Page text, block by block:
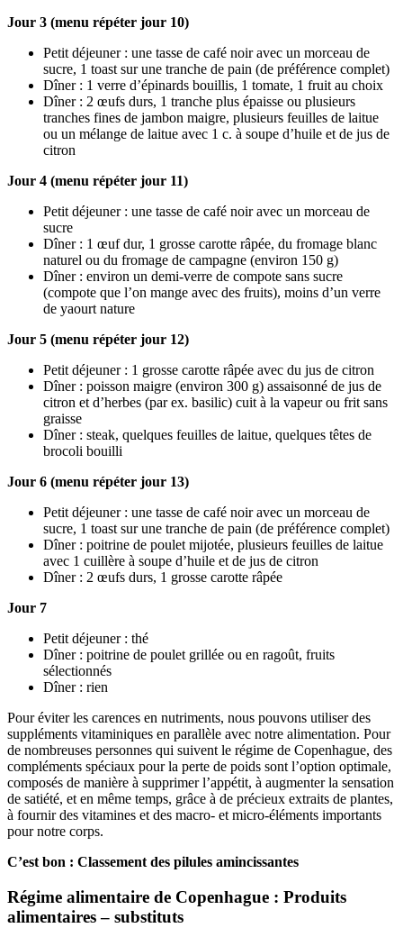
Jour 3 (menu répéter jour 10)
Petit déjeuner : une tasse de café noir avec un morceau de
sucre, 1 toast sur une tranche de pain (de préférence complet)
Dîner : 1 verre d’épinards bouillis, 1 tomate, 1 fruit au choix
Dîner : 2 œufs durs, 1 tranche plus épaisse ou plusieurs
tranches fines de jambon maigre, plusieurs feuilles de laitue
ou un mélange de laitue avec 1 c. à soupe d’huile et de jus de
citron
Jour 4 (menu répéter jour 11)
Petit déjeuner : une tasse de café noir avec un morceau de
sucre
Dîner : 1 œuf dur, 1 grosse carotte râpée, du fromage blanc
naturel ou du fromage de campagne (environ 150 g)
Dîner : environ un demi-verre de compote sans sucre
(compote que l’on mange avec des fruits), moins d’un verre
de yaourt nature
Jour 5 (menu répéter jour 12)
Petit déjeuner : 1 grosse carotte râpée avec du jus de citron
Dîner : poisson maigre (environ 300 g) assaisonné de jus de
citron et d’herbes (par ex. basilic) cuit à la vapeur ou frit sans
graisse
Dîner : steak, quelques feuilles de laitue, quelques têtes de
brocoli bouilli
Jour 6 (menu répéter jour 13)
Petit déjeuner : une tasse de café noir avec un morceau de
sucre, 1 toast sur une tranche de pain (de préférence complet)
Dîner : poitrine de poulet mijotée, plusieurs feuilles de laitue
avec 1 cuillère à soupe d’huile et de jus de citron
Dîner : 2 œufs durs, 1 grosse carotte râpée
Jour 7
Petit déjeuner : thé
Dîner : poitrine de poulet grillée ou en ragoût, fruits
sélectionnés
Dîner : rien
Pour éviter les carences en nutriments, nous pouvons utiliser des
suppléments vitaminiques en parallèle avec notre alimentation. Pour
de nombreuses personnes qui suivent le régime de Copenhague, des
compléments spéciaux pour la perte de poids sont l’option optimale,
composés de manière à supprimer l’appétit, à augmenter la sensation
de satiété, et en même temps, grâce à de précieux extraits de plantes,
à fournir des vitamines et des macro- et micro-éléments importants
pour notre corps.
C’est bon : Classement des pilules amincissantes
Régime alimentaire de Copenhague : Produits
alimentaires – substituts